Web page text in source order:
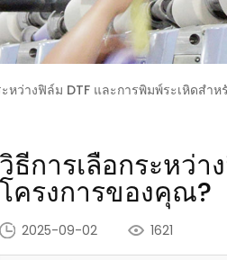
ะหว่างฟิล์ม DTF และการพิมพ์ระเหิดสำ
วิธีการเลือกระหว่
โครงการของคุณ?
2025-09-02 1621